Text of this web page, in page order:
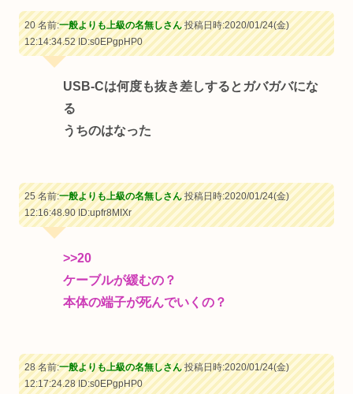
20 名前:一般よりも上級の名無しさん投稿日時:2020/01/24(金)
12:14:34.52ID:s0EPgpHP0
USB-Cは何度も抜き差しするとガバガバにな
る
うちのはなった
25 名前:一般よりも上級の名無しさん投稿日時:2020/01/24(金)
12:16:48.90ID:upfr8MIXr
>>20
ケーブルが緩むの？
本体の端子が死んでいくの？
28 名前:一般よりも上級の名無しさん投稿日時:2020/01/24(金)
12:17:24.28ID:s0EPgpHP0